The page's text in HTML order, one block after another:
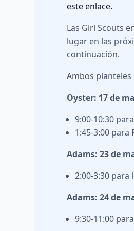
este enlace.
Las Girl Scouts
lugar en las
continuación.
Ambos
Oyster: 17 de
9:00-10:30
1:45-3:00 para
Adams: 23 de
2:00-3:30 para
Adams: 24 de
9:30-11:00